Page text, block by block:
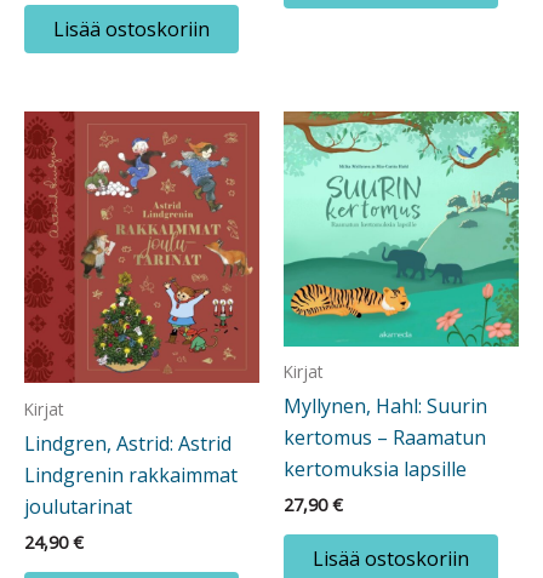
Lisää ostoskoriin
Kirjat
Lindgren, Astrid: Astrid
Lindgrenin rakkaimmat
joulutarinat
24,90€
Kirjat
Myllynen, Hahl: Suurin
kertomus – Raamatun
kertomuksia lapsille
27,90€
Lisää ostoskoriin